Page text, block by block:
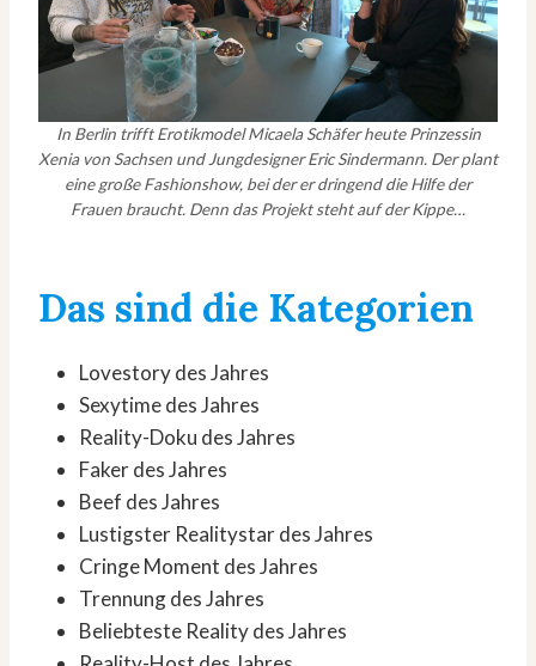
In Berlin trifft Erotikmodel Micaela Schäfer heute Prinzessin
Xenia von Sachsen und Jungdesigner Eric Sindermann. Der plant
eine große Fashionshow, bei der er dringend die Hilfe der
Frauen braucht. Denn das Projekt steht auf der Kippe…
Das sind die Kategorien
Lovestory des Jahres
Sexytime des Jahres
Reality-Doku des Jahres
Faker des Jahres
Beef des Jahres
Lustigster Realitystar des Jahres
Cringe Moment des Jahres
Trennung des Jahres
Beliebteste Reality des Jahres